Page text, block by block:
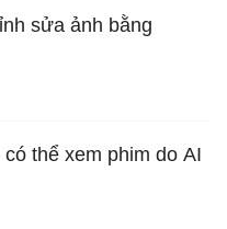
sửa ảnh bằng
thể xem phim do AI